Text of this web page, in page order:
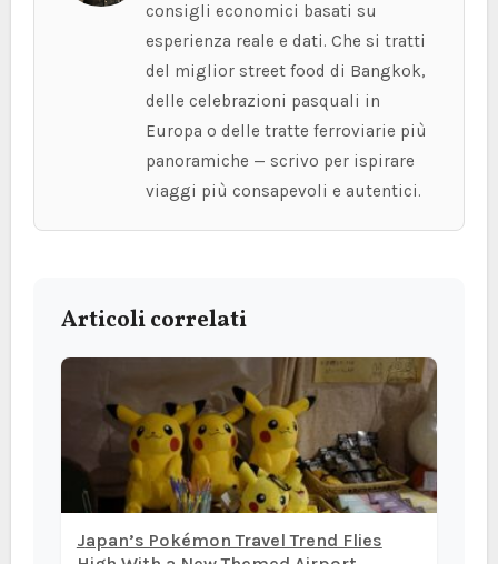
consigli economici basati su
esperienza reale e dati. Che si tratti
del miglior street food di Bangkok,
delle celebrazioni pasquali in
Europa o delle tratte ferroviarie più
panoramiche — scrivo per ispirare
viaggi più consapevoli e autentici.
Articoli correlati
Japan’s Pokémon Travel Trend Flies